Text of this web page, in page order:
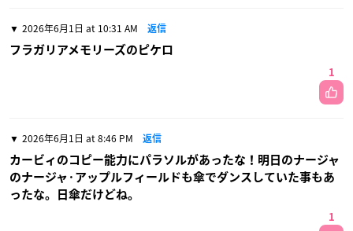
2026年6月1日 at 10:31 AM 返信
フラガリアメモリーズのピケロ
1
2026年6月1日 at 8:46 PM 返信
カービィのコピー能力にパラソルがあったな！明日のナージャ
のナージャ·アップルフィールドも傘でダンスしていた事もあ
ったな。日傘だけどね。
1